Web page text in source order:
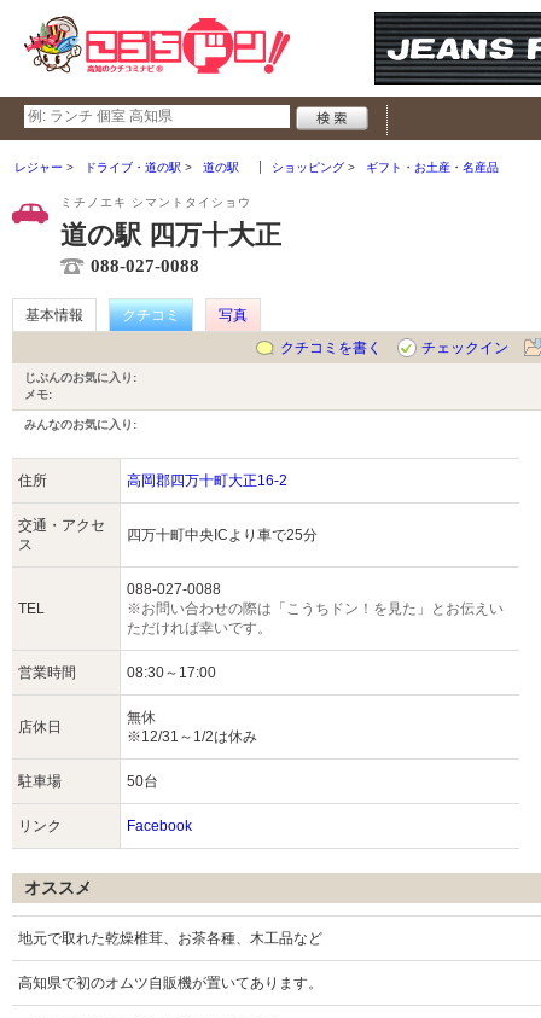
レジャー ドライブ・道の駅 道の駅 ショッピング ギフト・お土産・名産品
ミチノエキ シマントタイショウ
道の駅 四万十大正
088-027-0088
基本情報 クチコミ
写真
クチコミを書く
チェックイン
じぶんのお気に入り:
メモ:
みんなのお気に入り:
住所 高岡郡四万十町大正16-2
交通・アクセ
ス
四万十町中央ICより車で25分
TEL
088-027-0088
※お問い合わせの際は「こうちドン！を見た」とお伝えい
ただければ幸いです。
営業時間 08:30～17:00
店休日
無休
※12/31～1/2は休み
駐車場 50台
リンク Facebook
オススメ
地元で取れた乾燥椎茸、お茶各種、木工品など
高知県で初のオムツ自販機が置いてあります。